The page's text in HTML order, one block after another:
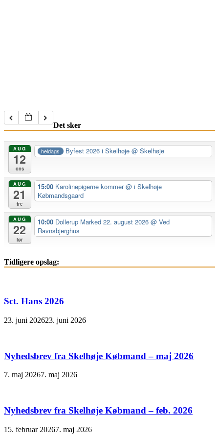
Det sker
AUG
12
ons
heldags Byfest 2026 i Skelhøje@ Skelhøje
AUG
21
fre
15:00 Karolinepigerne kommer@ i Skelhøje
Købmandsgaard
AUG
22
lør
10:00 Dollerup Marked 22. august 2026 @ Ved
Ravnsbjerghus
Tidligere opslag:
Sct. Hans 2026
23. juni 202623. juni 2026
Nyhedsbrev fra Skelhøje Købmand – maj 2026
7. maj 20267. maj 2026
Nyhedsbrev fra Skelhøje Købmand – feb. 2026
15. februar 20267. maj 2026